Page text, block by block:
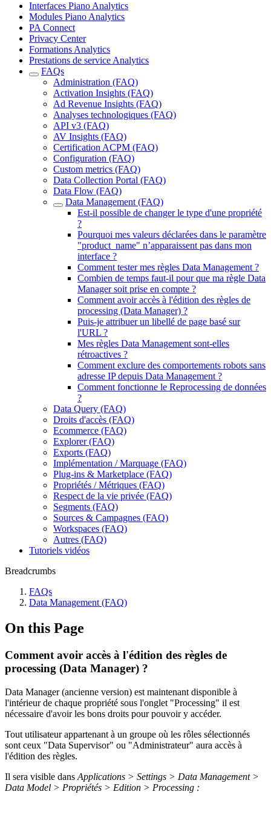
Interfaces Piano Analytics
Modules Piano Analytics
PA Connect
Privacy Center
Formations Analytics
Prestations de service Analytics
FAQs
Administration (FAQ)
Activation Insights (FAQ)
Ad Revenue Insights (FAQ)
Analyses technologiques (FAQ)
API v3 (FAQ)
AV Insights (FAQ)
Certification ACPM (FAQ)
Configuration (FAQ)
Custom metrics (FAQ)
Data Collection Portal (FAQ)
Data Flow (FAQ)
Data Management (FAQ)
Est-il possible de changer le type d'une propriété
?
Pourquoi mes valeurs déclarées dans le paramètre
"product_name" n’apparaissent pas dans mon
interface ?
Comment tester mes règles Data Management ?
Combien de temps faut-il pour que ma règle Data
Manager soit prise en compte ?
Comment avoir accès à l'édition des règles de
processing (Data Manager) ?
Puis-je attribuer un libellé de page basé sur
l'URL ?
Mes règles Data Management sont-elles
rétroactives ?
Comment exclure des comportements robots sans
adresse IP depuis Data Management ?
Comment fonctionne le Reprocessing de données
?
Data Query (FAQ)
Droits d'accès (FAQ)
Ecommerce (FAQ)
Explorer (FAQ)
Exports (FAQ)
Implémentation / Marquage (FAQ)
Plug-ins & Marketplace (FAQ)
Propriétés / Métriques (FAQ)
Respect de la vie privée (FAQ)
Segments (FAQ)
Sources & Campagnes (FAQ)
Workspaces (FAQ)
Autres (FAQ)
Tutoriels vidéos
Breadcrumbs
FAQs
Data Management (FAQ)
On this Page
Comment avoir accès à l'édition des règles de
processing (Data Manager) ?
Data Manager (ancienne version) est maintenant disponible à
l'intérieur de chaque propriété sous l'onglet "Processing" il est
nécessaire d'avoir les bons droits pour pouvoir y accéder.
Tout utilisateur appartenant à un groupe où les rôles sélectionnés
sont ceux "Data Supervisor" ou "Administrateur" aura accès à
l'édition des règles.
Il sera visible dans Applications > Settings > Data Management >
Data Model > Propriétés > Edition > Processing :